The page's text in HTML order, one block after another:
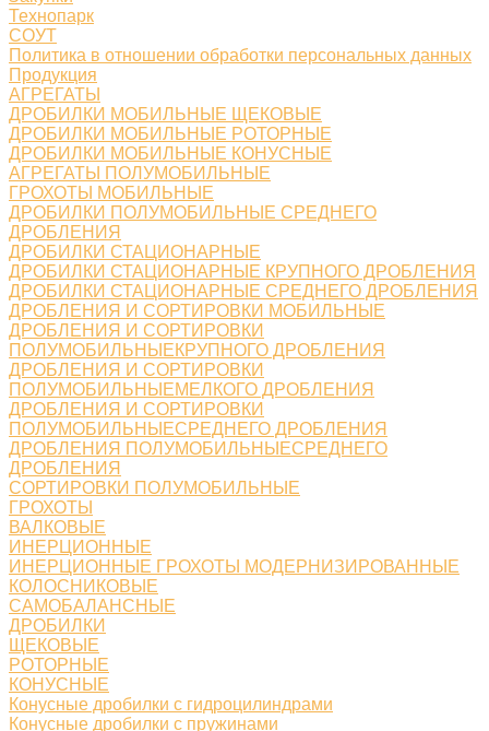
Технопарк
СОУТ
Политика в отношении обработки персональных данных
Продукция
АГРЕГАТЫ
ДРОБИЛКИ МОБИЛЬНЫЕ ЩЕКОВЫЕ
ДРОБИЛКИ МОБИЛЬНЫЕ РОТОРНЫЕ
ДРОБИЛКИ МОБИЛЬНЫЕ КОНУСНЫЕ
АГРЕГАТЫ ПОЛУМОБИЛЬНЫЕ
ГРОХОТЫ МОБИЛЬНЫЕ
ДРОБИЛКИ ПОЛУМОБИЛЬНЫЕ СРЕДНЕГО
ДРОБЛЕНИЯ
ДРОБИЛКИ СТАЦИОНАРНЫЕ
ДРОБИЛКИ СТАЦИОНАРНЫЕ КРУПНОГО ДРОБЛЕНИЯ
ДРОБИЛКИ СТАЦИОНАРНЫЕ СРЕДНЕГО ДРОБЛЕНИЯ
ДРОБЛЕНИЯ И СОРТИРОВКИ МОБИЛЬНЫЕ
ДРОБЛЕНИЯ И СОРТИРОВКИ
ПОЛУМОБИЛЬНЫЕКРУПНОГО ДРОБЛЕНИЯ
ДРОБЛЕНИЯ И СОРТИРОВКИ
ПОЛУМОБИЛЬНЫЕМЕЛКОГО ДРОБЛЕНИЯ
ДРОБЛЕНИЯ И СОРТИРОВКИ
ПОЛУМОБИЛЬНЫЕСРЕДНЕГО ДРОБЛЕНИЯ
ДРОБЛЕНИЯ ПОЛУМОБИЛЬНЫЕСРЕДНЕГО
ДРОБЛЕНИЯ
СОРТИРОВКИ ПОЛУМОБИЛЬНЫЕ
ГРОХОТЫ
ВАЛКОВЫЕ
ИНЕРЦИОННЫЕ
ИНЕРЦИОННЫЕ ГРОХОТЫ МОДЕРНИЗИРОВАННЫЕ
КОЛОСНИКОВЫЕ
САМОБАЛАНСНЫЕ
ДРОБИЛКИ
ЩЕКОВЫЕ
РОТОРНЫЕ
КОНУСНЫЕ
Конусные дробилки с гидроцилиндрами
Конусные дробилки с пружинами